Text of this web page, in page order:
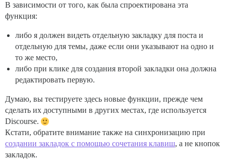
В зависимости от того, как была спроектирована эта
функция:
либо я должен видеть отдельную закладку для поста и
отдельную для темы, даже если они указывают на одно и
то же место,
либо при клике для создания второй закладки она должна
редактировать первую.
Думаю, вы тестируете здесь новые функции, прежде чем
сделать их доступными в других местах, где используется
Discourse.
Кстати, обратите внимание также на синхронизацию при
создании закладок с помощью сочетания клавиш, а не кнопок
закладок.